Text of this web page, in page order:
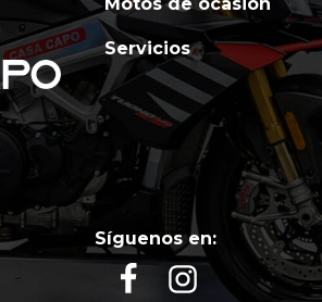
Servicios
Síguenos en: